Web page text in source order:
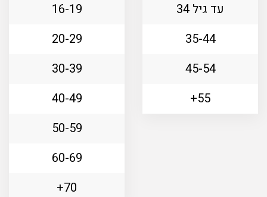
עד גיל 34
35-44
45-54
55+
16-19
20-29
30-39
40-49
50-59
60-69
70+